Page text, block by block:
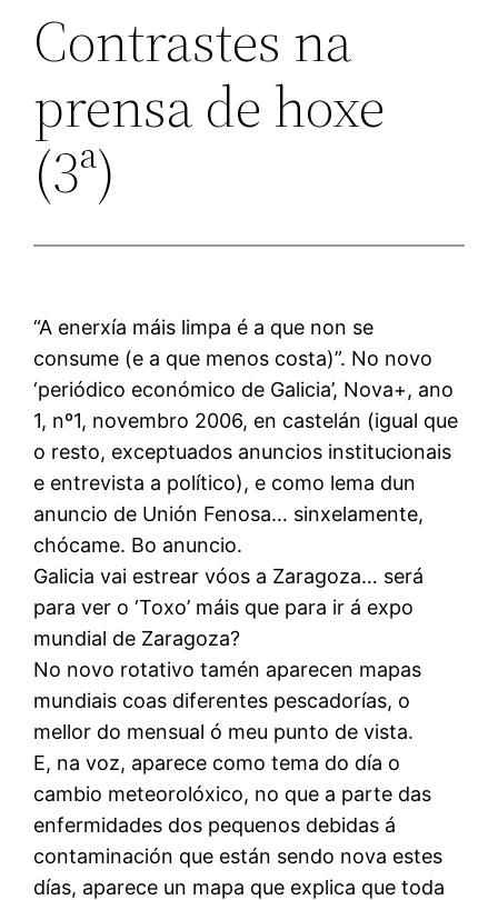
Contrastes na
prensa de hoxe
(3ª)
“A enerxía máis limpa é a que non se
consume (e a que menos costa)”. No novo
‘periódico económico de Galicia’, Nova+, ano
1, nº1, novembro 2006, en castelán (igual que
o resto, exceptuados anuncios institucionais
e entrevista a político), e como lema dun
anuncio de Unión Fenosa… sinxelamente,
chócame. Bo anuncio.
Galicia vai estrear vóos a Zaragoza… será
para ver o ‘Toxo’ máis que para ir á expo
mundial de Zaragoza?
No novo rotativo tamén aparecen mapas
mundiais coas diferentes pescadorías, o
mellor do mensual ó meu punto de vista.
E, na voz, aparece como tema do día o
cambio meteorolóxico, no que a parte das
enfermidades dos pequenos debidas á
contaminación que están sendo nova estes
días, aparece un mapa que explica que toda